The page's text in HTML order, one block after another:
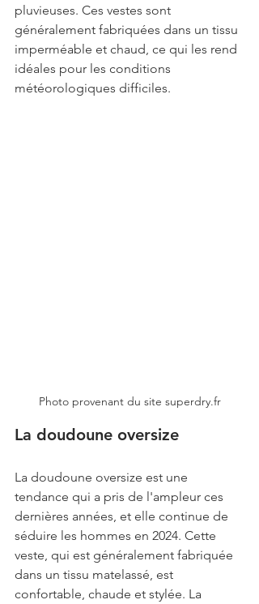
pluvieuses. Ces vestes sont
généralement fabriquées dans un tissu
imperméable et chaud, ce qui les rend
idéales pour les conditions
météorologiques difficiles.
Photo provenant du site superdry.fr
La doudoune oversize
La doudoune oversize est une
tendance qui a pris de l'ampleur ces
dernières années, et elle continue de
séduire les hommes en 2024. Cette
veste, qui est généralement fabriquée
dans un tissu matelassé, est
confortable, chaude et stylée. La